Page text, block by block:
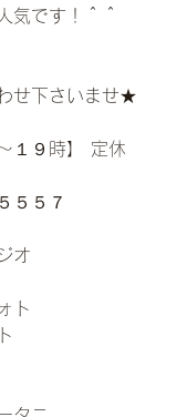
気です！＾＾
せ下さいませ★
１９時】 定休
５５７
オ
ト